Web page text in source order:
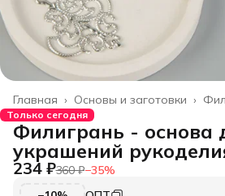
Основы и заготовки ›
Главная ›
Только сегодня
Филигрань - основа
украшений
234 ₽360 ₽−35%